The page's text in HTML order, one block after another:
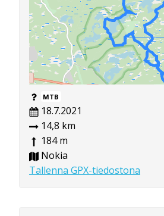
MTB
18.7.2021
14,8 km
184 m
Nokia
Tallenna GPX-tiedostona